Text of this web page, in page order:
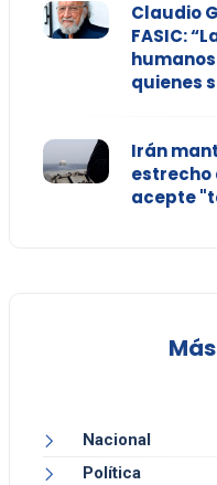
Claudio
FASIC:
quienes
Irán
estrecho
acepte
Nacional
Política